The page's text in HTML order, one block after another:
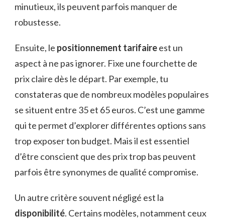
minutieux, ils peuvent parfois manquer de
robustesse.
Ensuite, le positionnement tarifaireest un
aspect à ne pas ignorer. Fixe une fourchette de
prix claire dès le départ. Par exemple, tu
constateras que de nombreux modèles populaires
se situent entre 35 et 65 euros. C’est une gamme
qui te permet d’explorer différentes options sans
trop exposer ton budget. Mais il est essentiel
d’être conscient que des prix trop bas peuvent
parfois être synonymes de qualité compromise.
Un autre critère souvent négligé est la
disponibilité. Certains modèles, notamment ceux